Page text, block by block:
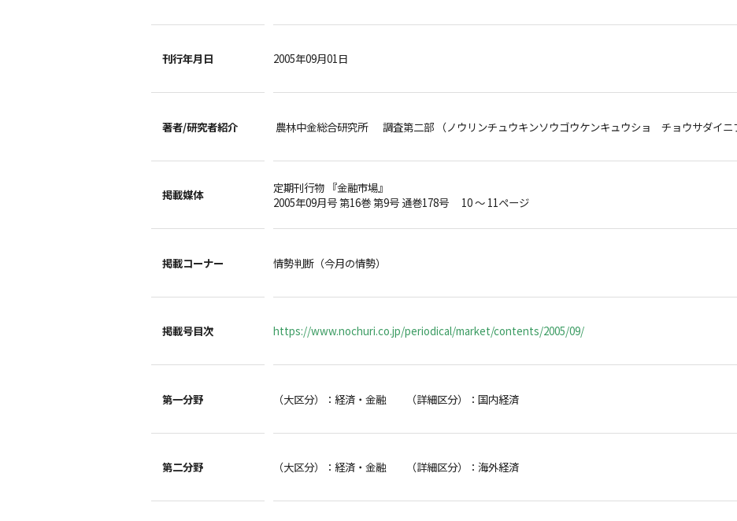
刊行年月日 2005年09月01日
著者/研究者紹介 農林中金総合研究所 調査第二部 （ノウリンチュウキンソウゴウケンキュウショ チョウサダイニ
掲載媒体
定期刊行物 『金融市場』
2005年09月号 第16巻 第9号 通巻178号 10 ～ 11ページ
掲載コーナー 情勢判断（今月の情勢）
掲載号目次 https://www.nochuri.co.jp/periodical/market/contents/2005/09/
第一分野 （大区分）：経済・金融 （詳細区分）：国内経済
第二分野 （大区分）：経済・金融 （詳細区分）：海外経済